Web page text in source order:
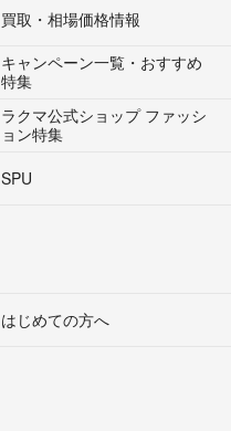
買取・相場価格情報
キャンペーン一覧・おすすめ
特集
ラクマ公式ショップ ファッシ
ョン特集
SPU
はじめての方へ